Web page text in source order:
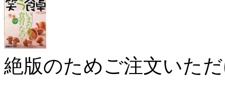
絶版のためご注文いた